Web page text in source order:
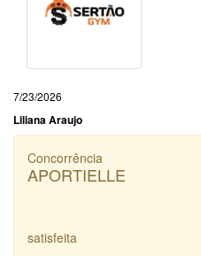
7/23/2026
Liliana Araujo
Concorrência
APORTIELLE
satisfeita